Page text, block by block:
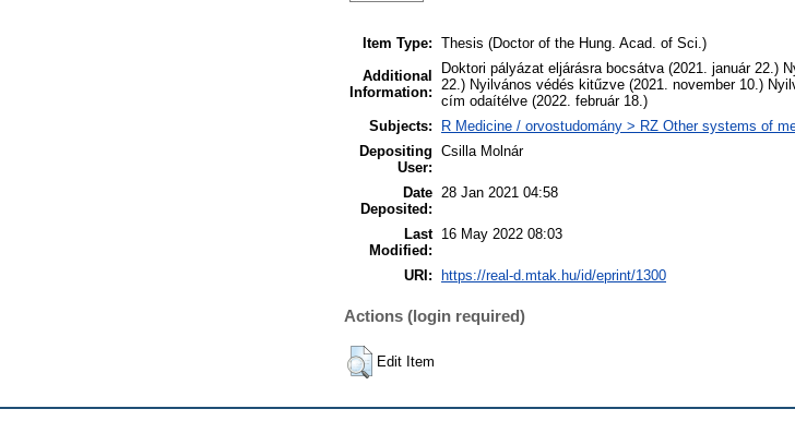
Item Type: Thesis (Doctor of the Hung. Acad. of Sci.)
Additional
Information:
Doktori pályázat eljárásra bocsátva (2021. január 22.)
22.) Nyilvános védés kitűzve (2021. november 10.)
cím odaítélve (2022. február 18.)
Subjects:
R Medicine / orvostudomány > RZ Other systems of
Depositing
User:
Csilla Molnár
Date
Deposited:
28 Jan 2021 04:58
Last
Modified:
16 May 2022 08:03
URI: https://real-d.mtak.hu/id/eprint/1300
Actions (login required)
Edit Item